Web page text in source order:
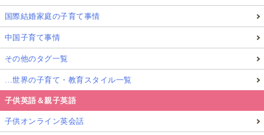
国際結婚家庭の子育て事情
中国子育て事情
その他のタグ一覧
…世界の子育て・教育スタイル一覧
子供英語＆親子英語
子供オンライン英会話